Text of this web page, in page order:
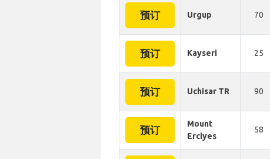
预订 Urgup 70
预订 Kayseri 25
预订 Uchisar TR 90
预订
Mount
Erciyes
58